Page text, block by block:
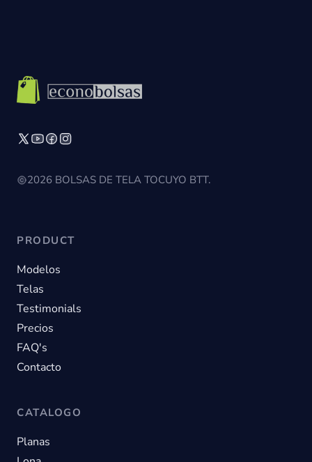
2026 BOLSAS DE TELA TOCUYO BTT.
PRODUCT
Modelos
Telas
Testimonials
Precios
FAQ's
Contacto
CATALOGO
Planas